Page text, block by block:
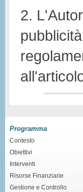
2.
Programma
Contesto
Obiettivi
Interventi
Risorse Finanziarie
Gestione e Controllo